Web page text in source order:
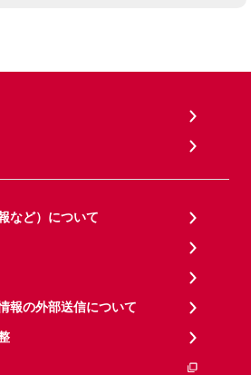
など）について
報の外部送信について